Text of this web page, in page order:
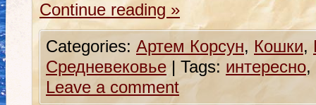
Continue reading »
Categories: Артем Корсун, Кошки,
Средневековье | Tags: интересно,
Leave a comment